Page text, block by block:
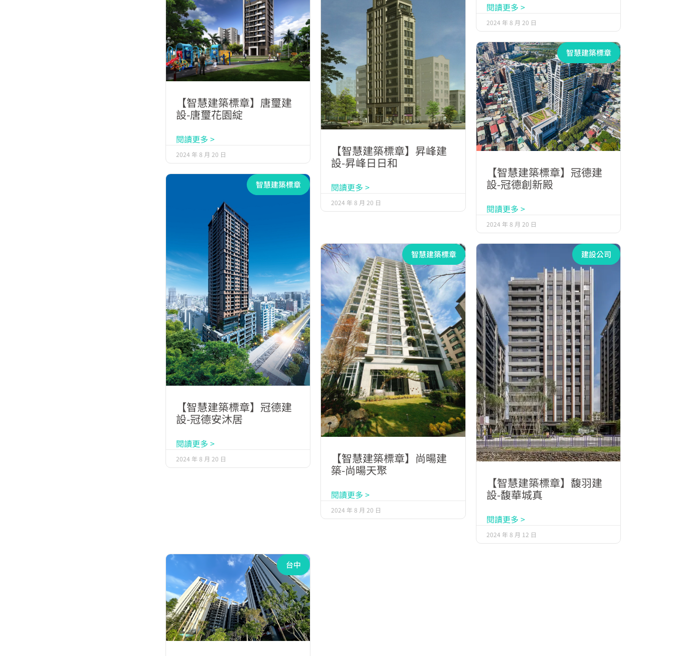
閱讀更多 >
2024 年 8 月 20 日
【智慧建築標章】唐璽建
設-唐璽花園綻
閱讀更多 >
2024 年 8 月 20 日
【智慧建築標章】昇峰建
設-昇峰日日和
閱讀更多 >
2024 年 8 月 20 日
智慧建築標章
【智慧建築標章】冠德建
設-冠德創新殿
閱讀更多 >
2024 年 8 月 20 日
智慧建築標章
【智慧建築標章】冠德建
設-冠德安沐居
閱讀更多 >
2024 年 8 月 20 日
智慧建築標章
【智慧建築標章】尚暘建
築-尚暘天聚
閱讀更多 >
2024 年 8 月 20 日
建設公司
【智慧建築標章】馥羽建
設-馥華城真
閱讀更多 >
2024 年 8 月 12 日
台中